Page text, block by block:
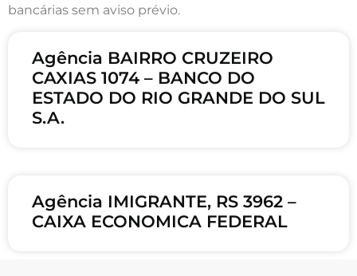
bancárias sem aviso prévio.
Agência BAIRRO CRUZEIRO
CAXIAS 1074 – BANCO DO
ESTADO DO RIO GRANDE DO SUL
S.A.
Agência IMIGRANTE, RS 3962 –
CAIXA ECONOMICA FEDERAL